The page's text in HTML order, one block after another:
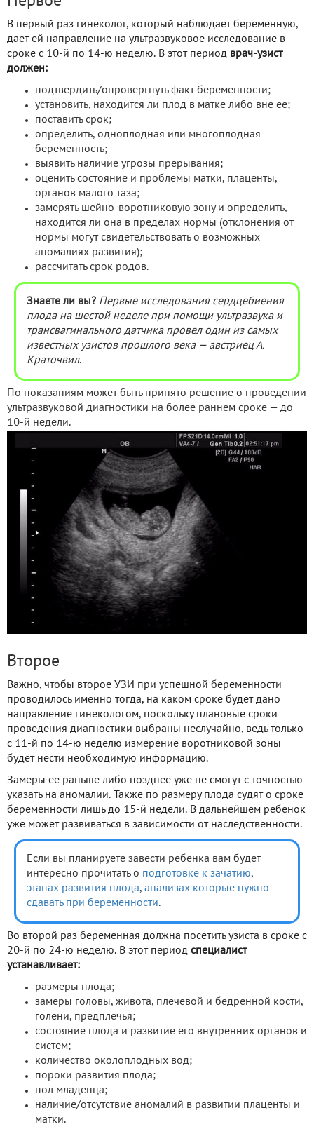
В первый раз гинеколог, который наблюдает беременную,
дает ей направление на ультразвуковое исследование в
сроке с 10-й по 14-ю неделю. В этот период врач-узист
должен:
подтвердить/опровергнуть факт беременности;
установить, находится ли плод в матке либо вне ее;
поставить срок;
определить, одноплодная или многоплодная
беременность;
выявить наличие угрозы прерывания;
оценить состояние и проблемы матки, плаценты,
органов малого таза;
замерять шейно-воротниковую зону и определить,
находится ли она в пределах нормы (отклонения от
нормы могут свидетельствовать о возможных
аномалиях развития);
рассчитать срок родов.
Знаете ли вы? Первые исследования сердцебиения
плода на шестой неделе при помощи ультразвука и
трансвагинального датчика провел один из самых
известных узистов прошлого века — австриец А.
Краточвил.
По показаниям может быть принято решение о проведении
ультразвуковой диагностики на более раннем сроке — до
10-й недели.
Второе
Важно, чтобы второе УЗИ при успешной беременности
проводилось именно тогда, на каком сроке будет дано
направление гинекологом, поскольку плановые сроки
проведения диагностики выбраны неслучайно, ведь только
с 11-й по 14-ю неделю измерение воротниковой зоны
будет нести необходимую информацию.
Замеры ее раньше либо позднее уже не смогут с точностью
указать на аномалии. Также по размеру плода судят о сроке
беременности лишь до 15-й недели. В дальнейшем ребенок
уже может развиваться в зависимости от наследственности.
Если вы планируете завести ребенка вам будет
интересно прочитать о подготовке к зачатию,
этапах развития плода, анализах которые нужно
сдавать при беременности.
Во второй раз беременная должна посетить узиста в сроке с
20-й по 24-ю неделю. В этот период специалист
устанавливает:
размеры плода;
замеры головы, живота, плечевой и бедренной кости,
голени, предплечья;
состояние плода и развитие его внутренних органов и
систем;
количество околоплодных вод;
пороки развития плода;
пол младенца;
наличие/отсутствие аномалий в развитии плаценты и
матки.